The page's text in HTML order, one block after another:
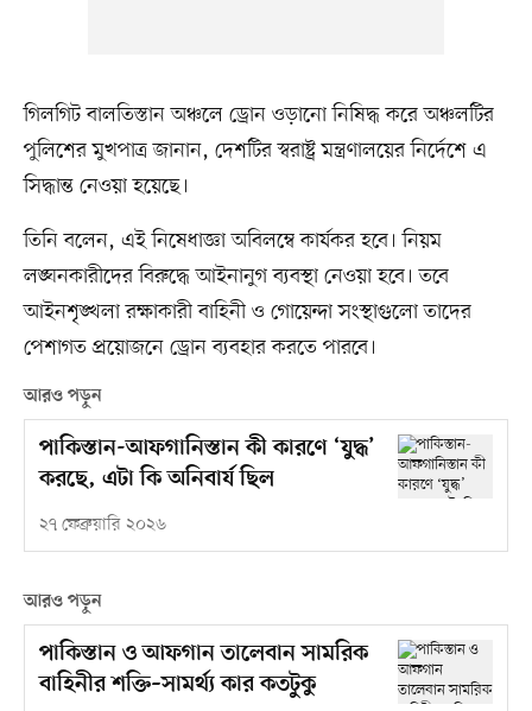
গিলগিট বালতিস্তান অঞ্চলে ড্রোন ওড়ানো নিষিদ্ধ করে অঞ্চলটির
পুলিশের মুখপাত্র জানান, দেশটির স্বরাষ্ট্র মন্ত্রণালয়ের নির্দেশে এ
সিদ্ধান্ত নেওয়া হয়েছে।
তিনি বলেন, এই নিষেধাজ্ঞা অবিলম্বে কার্যকর হবে। নিয়ম
লঙ্ঘনকারীদের বিরুদ্ধে আইনানুগ ব্যবস্থা নেওয়া হবে। তবে
আইনশৃঙ্খলা রক্ষাকারী বাহিনী ও গোয়েন্দা সংস্থাগুলো তাদের
পেশাগত প্রয়োজনে ড্রোন ব্যবহার করতে পারবে।
আরও পড়ুন
পাকিস্তান-আফগানিস্তান কী কারণে ‘যুদ্ধ’
করছে, এটা কি অনিবার্য ছিল
২৭ ফেব্রুয়ারি ২০২৬
আরও পড়ুন
পাকিস্তান ও আফগান তালেবান সামরিক
বাহিনীর শক্তি–সামর্থ্য কার কতটুকু